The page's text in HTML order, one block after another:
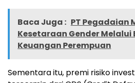
Baca Juga : PT Pegadaian
Kesetaraan Gender Melalui
Keuangan Perempuan
Sementara itu, premi risiko